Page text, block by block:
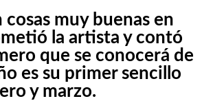
cosas muy buenas en
la artista y contó
que se conocerá de
es su primer sencillo
y marzo.